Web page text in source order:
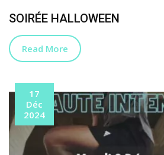
SOIRÉE HALLOWEEN
Read More
17
Déc
2024